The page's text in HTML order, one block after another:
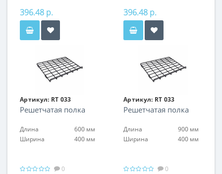
396.48 р. 396.48 р.
Артикул: RT 033
Решетчатая полка
Длина
600 мм
Ширина
400 мм
0
Артикул: RT 033
Решетчатая полка
Длина
900 мм
Ширина
400 мм
0